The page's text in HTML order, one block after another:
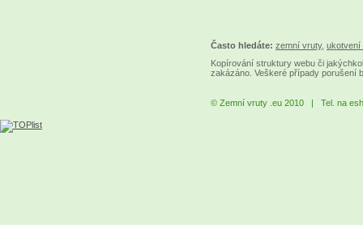
Často hledáte: zemní vruty, ukotvení
Kopírování struktury webu či
zakázáno. Veškeré případy porušení
© Zemní vruty .eu 2010 | Tel. na